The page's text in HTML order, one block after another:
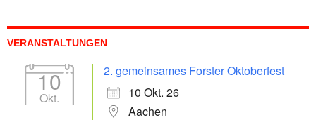
VERANSTALTUNGEN
10
Okt.
2. gemeinsames Forster Oktoberfest
10 Okt. 26
Aachen